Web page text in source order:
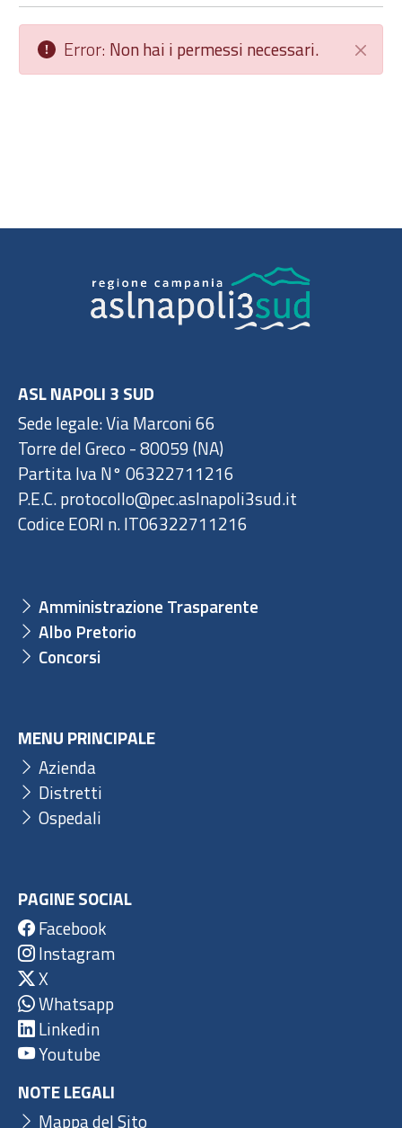
Chiudi
Error: Non hai i permessi necessari.
ASL NAPOLI 3 SUD
Sede legale: Via Marconi 66
Torre del Greco - 80059 (NA)
Partita Iva N° 06322711216
P.E.C. protocollo@pec.aslnapoli3sud.it
Codice EORI n. IT06322711216
Amministrazione Trasparente
Albo Pretorio
Concorsi
MENU PRINCIPALE
Azienda
Distretti
Ospedali
PAGINE SOCIAL
Facebook
Instagram
X
Whatsapp
Linkedin
Youtube
NOTE LEGALI
Mappa del Sito